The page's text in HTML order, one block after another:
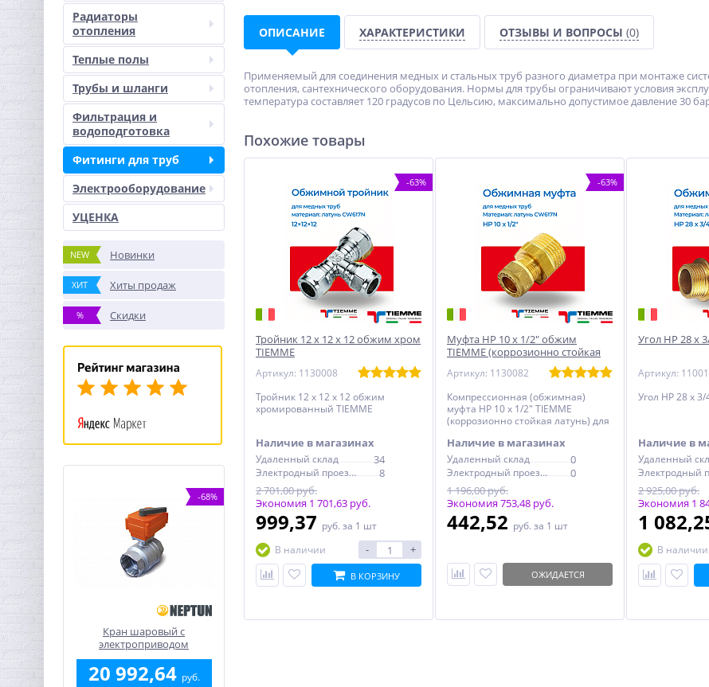
Радиаторы
отопления
Теплые полы
Трубы и шланги
Фильтрация и
водоподготовка
Фитинги для труб
Электрооборудование
УЦЕНКА
NEW Новинки
ХИТ Хиты продаж
% Скидки
-68%
Кран шаровый с
электроприводом
BugattiPro 220В 2"
20 992,64 руб.
ОПИСАНИЕ ХАРАКТЕРИСТИКИ ОТЗЫВЫ И ВОПРОСЫ (0)
Применяемый для соединения медных и стальных труб разного диаметра при монтаже
отопления, сантехнического оборудования. Нормы для трубы ограничивают условия
температура составляет 120 градусов по Цельсию, максимально допустимое давление 30
Похожие товары
-63%
Тройник 12 х 12 х 12 обжим хром
TIEMME
Артикул: 1130008
Тройник 12 х 12 х 12 обжим
хромированный TIEMME
Наличие в магазинах
Удаленный склад 34
Электродный проезд, 6с1
8
2 701,00 руб.
Экономия 1 701,63 руб.
999,37 руб. за 1 шт
В наличии
- +
В КОРЗИНУ
-63%
Муфта НР 10 x 1/2" обжим
TIEMME (коррозионно стойкая
Артикул: 1130082
Компрессионная (обжимная)
муфта НР 10 x 1/2" TIEMME
(коррозионно стойкая латунь) для
Наличие в магазинах
Удаленный склад 0
Электродный проезд, 6с1
0
1 196,00 руб.
Экономия 753,48 руб.
442,52 руб. за 1 шт
ОЖИДАЕТСЯ
Угол НР 28 x
Артикул:
Угол НР 28 x
Наличие в
Удаленный
2 925,00 руб.
Экономия 1
1
В наличии